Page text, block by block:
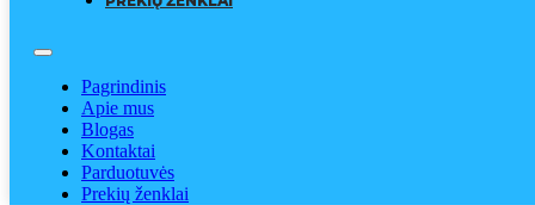
Pagrindinis
Apie mus
Blogas
Kontaktai
Parduotuvės
Prekių ženklai